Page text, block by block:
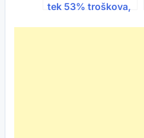
tek 53% troškova,